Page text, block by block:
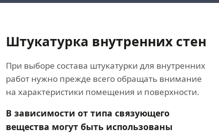
Штукатурка внутренних стен
При выборе состава штукатурки для внутренних
работ нужно прежде всего обращать внимание
на характеристики помещения и поверхности.
В зависимости от типа связующего
вещества могут быть использованы